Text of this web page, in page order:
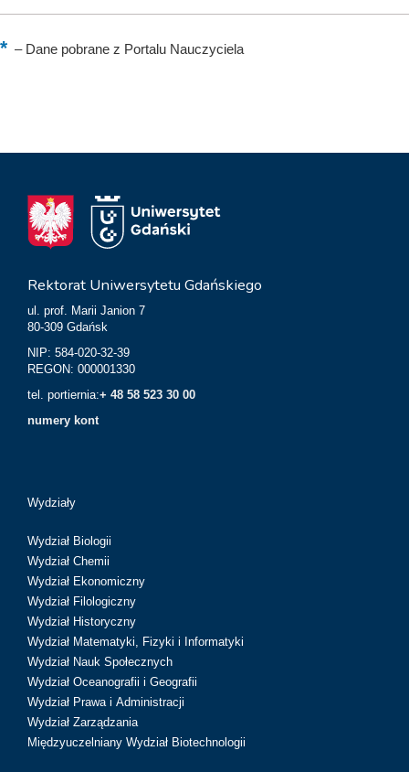
–Dane pobrane z Portalu Nauczyciela
Rektorat Uniwersytetu Gdańskiego
ul. prof. Marii Janion 7
80-309 Gdańsk
NIP: 584-020-32-39
REGON: 000001330
tel. portiernia:+ 48 58 523 30 00
numery kont
Wydziały
Wydział Biologii
Wydział Chemii
Wydział Ekonomiczny
Wydział Filologiczny
Wydział Historyczny
Wydział Matematyki, Fizyki i Informatyki
Wydział Nauk Społecznych
Wydział Oceanografii i Geografii
Wydział Prawa i Administracji
Wydział Zarządzania
Międzyuczelniany Wydział Biotechnologii